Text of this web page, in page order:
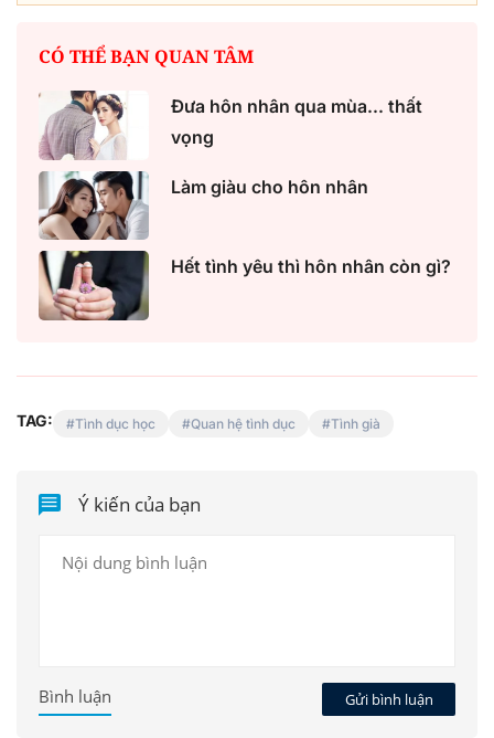
CÓ THỂ BẠN QUAN TÂM
Đưa hôn nhân qua mùa... thất
vọng
Làm giàu cho hôn nhân
Hết tình yêu thì hôn nhân còn gì?
TAG: Tình dục học Quan hệ tình dục Tình già
Ý kiến của bạn
Gửi bình luận
Bình luận